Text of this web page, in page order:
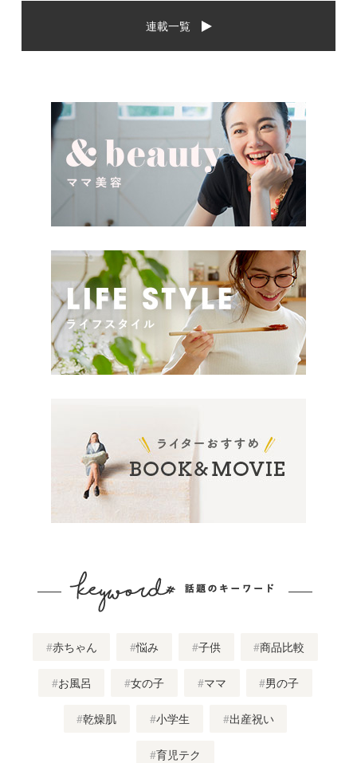
いし、たくさん使ってもらえ
るものをプレゼントしたい。
んなものなのでしょうか。ま
た、出産祝いに関して気をつ
連載一覧
赤ちゃん 悩み 子供 商品比較
お風呂 女の子 ママ 男の子
乾燥肌 小学生 出産祝い
育児テク